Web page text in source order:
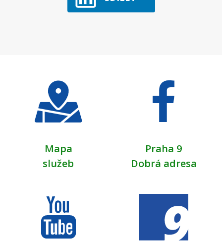
Mapa
služeb
Praha 9
Dobrá adresa